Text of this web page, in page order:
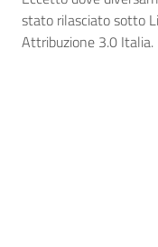
stato rilasciato sotto
Attribuzione 3.0 Italia.